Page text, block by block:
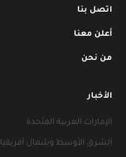
اتصل بنا
أعلن معنا
من نحن
الأخبار
الإمارات العربية المتحدة
الشرق الأوسط وشمال أفريقيا